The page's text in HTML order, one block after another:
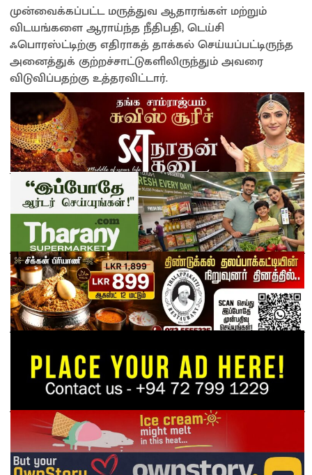
முன்வைக்கப்பட்ட மருத்துவ ஆதாரங்கள் மற்றும்
விடயங்களை ஆராய்ந்த நீதிபதி, டெய்சி
ஃபொரஸ்ட்டிற்கு எதிராகத் தாக்கல் செய்யப்பட்டிருந்த
அனைத்துக் குற்றச்சாட்டுகளிலிருந்தும் அவரை
விடுவிப்பதற்கு உத்தரவிட்டார்.